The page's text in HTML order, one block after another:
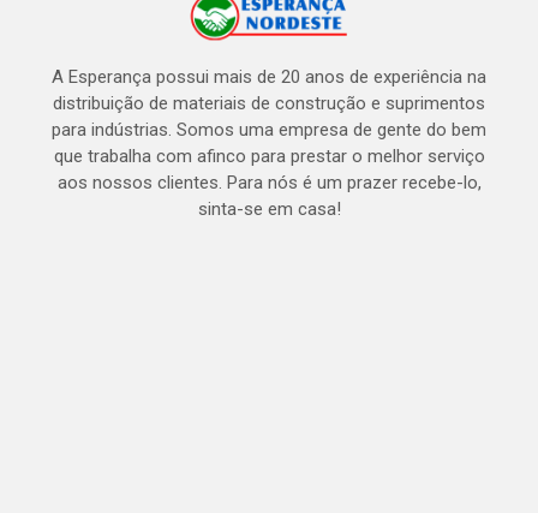
A Esperança possui mais de 20 anos de experiência na
distribuição de materiais de construção e suprimentos
para indústrias. Somos uma empresa de gente do bem
que trabalha com afinco para prestar o melhor serviço
aos nossos clientes. Para nós é um prazer recebe-lo,
sinta-se em casa!